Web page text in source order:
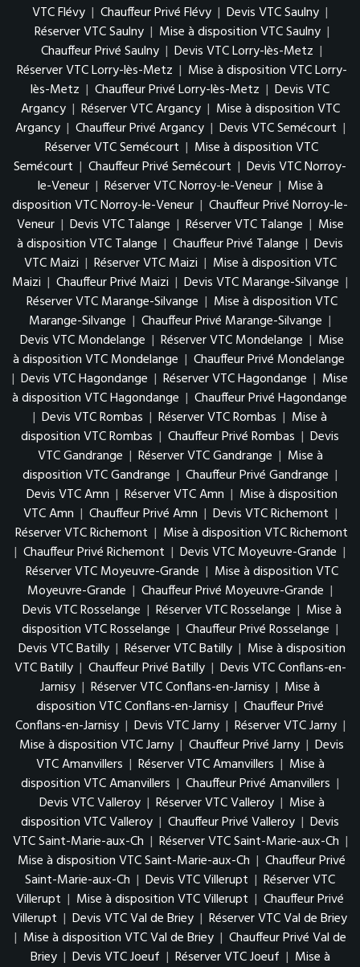
VTC Flévy | Chauffeur Privé Flévy | Devis VTC Saulny |
Réserver VTC Saulny | Mise à disposition VTC Saulny |
Chauffeur Privé Saulny | Devis VTC Lorry-lès-Metz |
Réserver VTC Lorry-lès-Metz | Mise à disposition VTC Lorry-
lès-Metz | Chauffeur Privé Lorry-lès-Metz | Devis VTC
Argancy | Réserver VTC Argancy | Mise à disposition VTC
Argancy | Chauffeur Privé Argancy | Devis VTC Semécourt |
Réserver VTC Semécourt | Mise à disposition VTC
Semécourt | Chauffeur Privé Semécourt | Devis VTC Norroy-
le-Veneur | Réserver VTC Norroy-le-Veneur | Mise à
disposition VTC Norroy-le-Veneur | Chauffeur Privé Norroy-le-
Veneur | Devis VTC Talange | Réserver VTC Talange | Mise
à disposition VTC Talange | Chauffeur Privé Talange | Devis
VTC Maizi | Réserver VTC Maizi | Mise à disposition VTC
Maizi | Chauffeur Privé Maizi | Devis VTC Marange-Silvange |
Réserver VTC Marange-Silvange | Mise à disposition VTC
Marange-Silvange | Chauffeur Privé Marange-Silvange |
Devis VTC Mondelange | Réserver VTC Mondelange | Mise
à disposition VTC Mondelange | Chauffeur Privé Mondelange
| Devis VTC Hagondange | Réserver VTC Hagondange | Mise
à disposition VTC Hagondange | Chauffeur Privé Hagondange
| Devis VTC Rombas | Réserver VTC Rombas | Mise à
disposition VTC Rombas | Chauffeur Privé Rombas | Devis
VTC Gandrange | Réserver VTC Gandrange | Mise à
disposition VTC Gandrange | Chauffeur Privé Gandrange |
Devis VTC Amn | Réserver VTC Amn | Mise à disposition
VTC Amn | Chauffeur Privé Amn | Devis VTC Richemont |
Réserver VTC Richemont | Mise à disposition VTC Richemont
| Chauffeur Privé Richemont | Devis VTC Moyeuvre-Grande |
Réserver VTC Moyeuvre-Grande | Mise à disposition VTC
Moyeuvre-Grande | Chauffeur Privé Moyeuvre-Grande |
Devis VTC Rosselange | Réserver VTC Rosselange | Mise à
disposition VTC Rosselange | Chauffeur Privé Rosselange |
Devis VTC Batilly | Réserver VTC Batilly | Mise à disposition
VTC Batilly | Chauffeur Privé Batilly | Devis VTC Conflans-en-
Jarnisy | Réserver VTC Conflans-en-Jarnisy | Mise à
disposition VTC Conflans-en-Jarnisy | Chauffeur Privé
Conflans-en-Jarnisy | Devis VTC Jarny | Réserver VTC Jarny |
Mise à disposition VTC Jarny | Chauffeur Privé Jarny | Devis
VTC Amanvillers | Réserver VTC Amanvillers | Mise à
disposition VTC Amanvillers | Chauffeur Privé Amanvillers |
Devis VTC Valleroy | Réserver VTC Valleroy | Mise à
disposition VTC Valleroy | Chauffeur Privé Valleroy | Devis
VTC Saint-Marie-aux-Ch | Réserver VTC Saint-Marie-aux-Ch |
Mise à disposition VTC Saint-Marie-aux-Ch | Chauffeur Privé
Saint-Marie-aux-Ch | Devis VTC Villerupt | Réserver VTC
Villerupt | Mise à disposition VTC Villerupt | Chauffeur Privé
Villerupt | Devis VTC Val de Briey | Réserver VTC Val de Briey
| Mise à disposition VTC Val de Briey | Chauffeur Privé Val de
Briey | Devis VTC Joeuf | Réserver VTC Joeuf | Mise à